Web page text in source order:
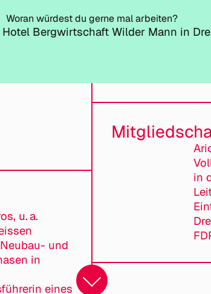
Woran würdest du gerne mal arbeiten?
Hotel Bergwirtschaft Wilder Mann in
u. a.
und
in
eines
in